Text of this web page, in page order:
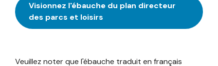
Visionnez l'ébauche du plan directeur
des parcs et loisirs
Veuillez noter que l'ébauche traduit en français